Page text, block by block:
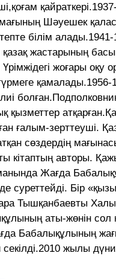
Шәуешек
білім
жастарының
жоғары оқу
қызметтер
ғалым-зерттеуші.
сөздердің
кітаптың авторы.
Жағда
суреттейдi. Бiр
Тышқанбаевты
аты-жөнiн сол
Бабалықұлының
секiлдi.2010 жылы